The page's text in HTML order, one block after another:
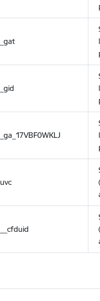
_gat
_gid
_ga_17VBF0WKLJ
uvc
__cfduid